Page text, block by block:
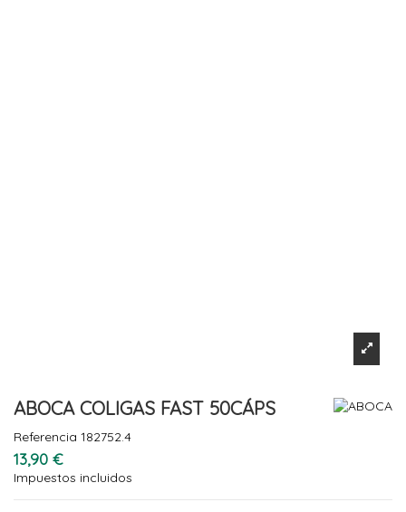
ABOCA COLIGAS FAST 50CÁPS
Referencia 182752.4
13,90 €
Impuestos incluidos